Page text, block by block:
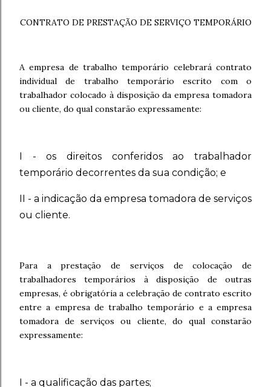
CONTRATO DE PRESTAÇÃO DE SERVIÇO TEMPORÁRIO
A empresa de trabalho temporário celebrará contrato
individual de trabalho temporário escrito com o
trabalhador colocado à disposição da empresa tomadora
ou cliente, do qual constarão expressamente:
I - os direitos conferidos ao trabalhador
temporário decorrentes da sua condição; e
II - a indicação da empresa tomadora de serviços
ou cliente.
Para a prestação de serviços de colocação de
trabalhadores temporários à disposição de outras
empresas, é obrigatória a celebração de contrato escrito
entre a empresa de trabalho temporário e a empresa
tomadora de serviços ou cliente, do qual constarão
expressamente:
I - a qualificação das partes;